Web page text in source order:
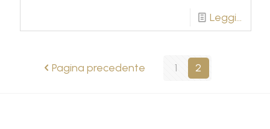
Leggi...
Pagina precedente 1 2